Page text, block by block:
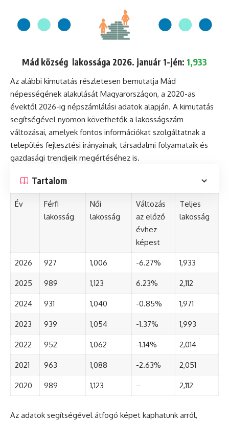
Mád község lakossága 2026. január 1-jén: 1,933
Az alábbi kimutatás részletesen bemutatja Mád
népességének alakulását Magyarországon, a 2020-as
évektől 2026-ig népszámlálási adatok alapján. A kimutatás
segítségével nyomon követhetők a lakosságszám
változásai, amelyek fontos információkat szolgáltatnak a
település fejlesztési irányainak, társadalmi folyamataik és
gazdasági trendjeik megértéséhez is.
Tartalom
Év
Férfi
lakosság
Női
lakosság
Változás
az előző
évhez
képest
Teljes
lakosság
2026 927 1,006 -6.27% 1,933
2025 989 1,123 6.23% 2,112
2024 931 1,040 -0.85% 1,971
2023 939 1,054 -1.37% 1,993
2022 952 1,062 -1.14% 2,014
2021 963 1,088 -2.63% 2,051
2020 989 1,123 – 2,112
Az adatok segítségével átfogó képet kaphatunk arról,